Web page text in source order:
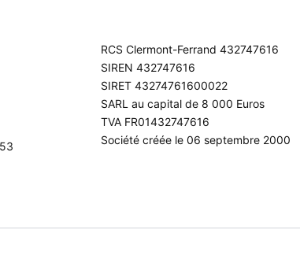
RCS Clermont-Ferrand 432747616
SIREN 432747616
SIRET 43274761600022
SARL au capital de 8 000 Euros
TVA FR01432747616
Société créée le 06 septembre 2000